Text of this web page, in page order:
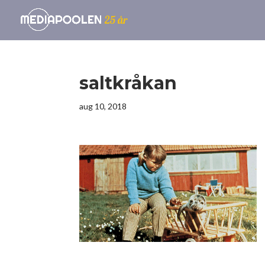
saltkråkan
aug 10, 2018